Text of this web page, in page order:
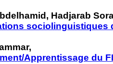
Hadjarab
sociolinguistiques
Apprentissage du